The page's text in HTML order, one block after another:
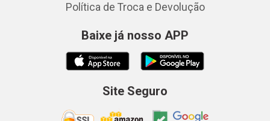
Política de Troca e Devolução
Baixe já nosso APP
Site Seguro